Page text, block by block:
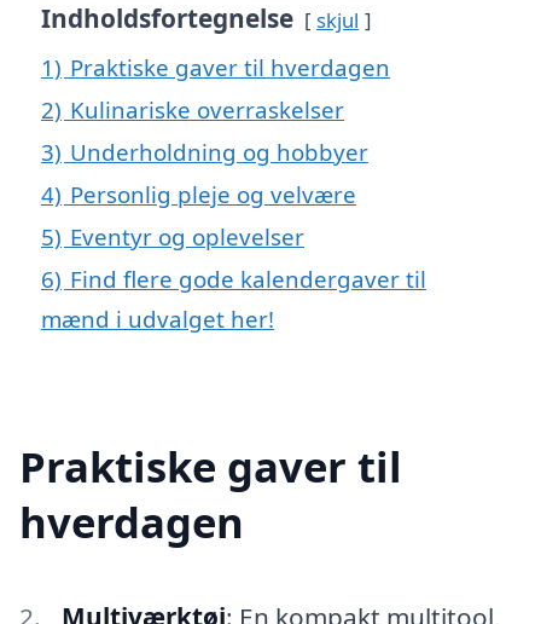
Indholdsfortegnelse skjul
1) Praktiske gaver til hverdagen
2) Kulinariske overraskelser
3) Underholdning og hobbyer
4) Personlig pleje og velvære
5) Eventyr og oplevelser
6) Find flere gode kalendergaver til
mænd i udvalget her!
Praktiske gaver til
hverdagen
Multiværktøj: En kompakt multitool,